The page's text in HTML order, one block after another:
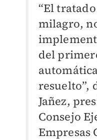
“El
milagro,
del
resuelto”,
Jañez,
Consejo
Empresas